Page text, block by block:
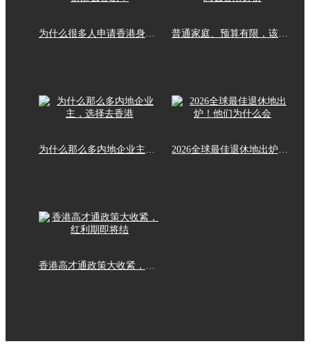
为什么很多人申请香港身份那么容易？ 普通家庭、预算有限，该怎么香港身份